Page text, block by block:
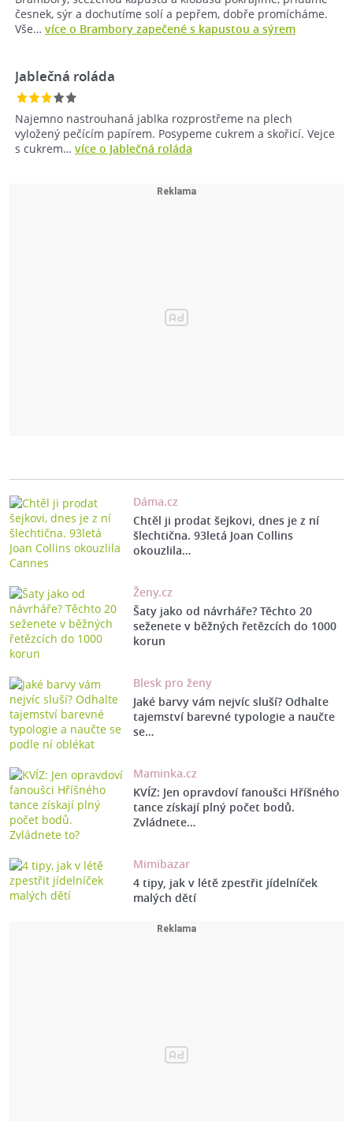
česnek, sýr a dochutíme solí a pepřem, dobře promícháme.
Vše… více o Brambory zapečené s kapustou a sýrem
Jablečná roláda
Najemno nastrouhaná jablka rozprostřeme na plech
vyložený pečícím papírem. Posypeme cukrem a skořicí. Vejce
s cukrem… více o Jablečná roláda
Dáma.cz
Chtěl ji prodat šejkovi, dnes je z ní
šlechtična. 93letá Joan Collins
okouzlila…
Ženy.cz
Šaty jako od návrháře? Těchto 20
seženete v běžných řetězcích do 1000
korun
Blesk pro ženy
Jaké barvy vám nejvíc sluší? Odhalte
tajemství barevné typologie a naučte
se…
Maminka.cz
KVÍZ: Jen opravdoví fanoušci Hříšného
tance získají plný počet bodů.
Zvládnete…
Mimibazar
4 tipy, jak v létě zpestřit jídelníček
malých dětí